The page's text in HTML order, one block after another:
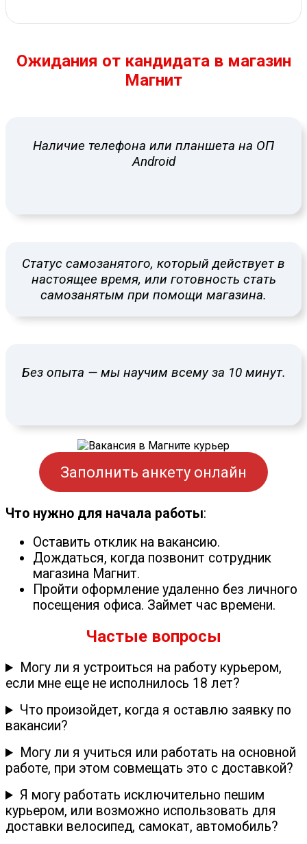
Ожидания от кандидата в магазин
Магнит
Наличие телефона или планшета на ОП
Android
Статус самозанятого, который действует в
настоящее время, или готовность стать
самозанятым при помощи магазина.
Без опыта — мы научим всему за 10 минут.
Заполнить анкету онлайн
Что нужно для начала работы:
Оставить отклик на вакансию.
Дождаться, когда позвонит сотрудник
магазина Магнит.
Пройти оформление удаленно без личного
посещения офиса. Займет час времени.
Частые вопросы
Могу ли я устроиться на работу курьером,
если мне еще не исполнилось 18 лет?
Что произойдет, когда я оставлю заявку по
вакансии?
Могу ли я учиться или работать на основной
работе, при этом совмещать это с доставкой?
Я могу работать исключительно пешим
курьером, или возможно использовать для
доставки велосипед, самокат, автомобиль?